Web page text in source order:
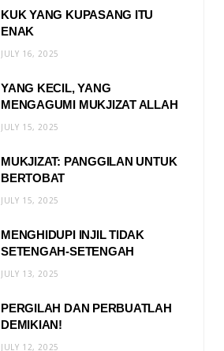
KUK YANG KUPASANG ITU
ENAK
JULY 16, 2025
YANG KECIL, YANG
MENGAGUMI MUKJIZAT ALLAH
JULY 15, 2025
MUKJIZAT: PANGGILAN UNTUK
BERTOBAT
JULY 15, 2025
MENGHIDUPI INJIL TIDAK
SETENGAH-SETENGAH
JULY 13, 2025
PERGILAH DAN PERBUATLAH
DEMIKIAN!
JULY 12, 2025